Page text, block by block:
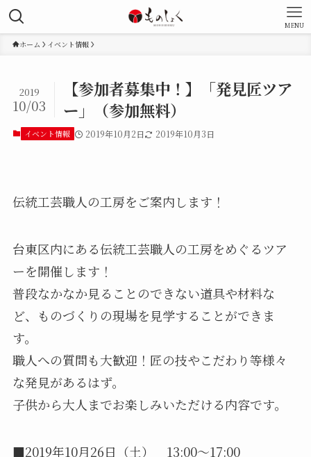
MENU
ホーム イベント情報
【参加者募集中！】「発見匠ツア
ー」（参加無料）
2019
10/03
イベント情報 2019年10月2日 2019年10月3日
伝統工芸職人の工房をご案内します！
台東区内にある伝統工芸職人の工房をめぐるツア
ーを開催します！
普段なかなか見ることのできない道具や材料な
ど、ものづくりの現場を見学することができま
す。
職人への質問も大歓迎！匠の技やこだわり等様々
な発見があるはず。
子供から大人までお楽しみいただける内容です。
■2019年10月26日（土） 13:00～17:00